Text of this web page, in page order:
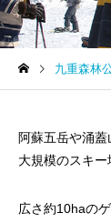
九重森林
阿蘇五岳や涌
大規模のスキー
広さ約10haの